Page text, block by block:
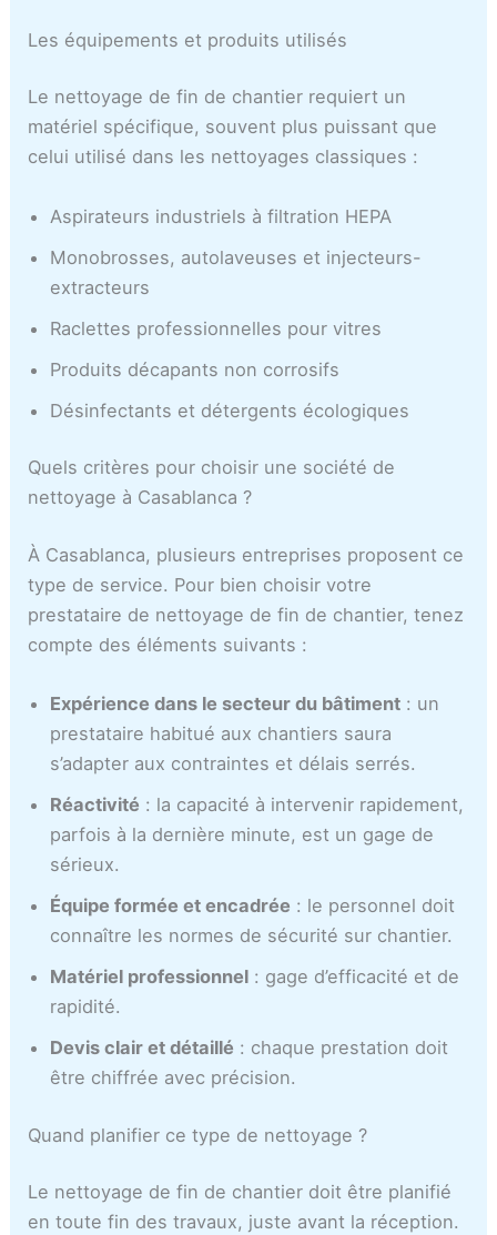
Les équipements et produits utilisés
Le nettoyage de fin de chantier requiert un
matériel spécifique, souvent plus puissant que
celui utilisé dans les nettoyages classiques :
Aspirateurs industriels à filtration HEPA
Monobrosses, autolaveuses et injecteurs-
extracteurs
Raclettes professionnelles pour vitres
Produits décapants non corrosifs
Désinfectants et détergents écologiques
Quels critères pour choisir une société de
nettoyage à Casablanca ?
À Casablanca, plusieurs entreprises proposent ce
type de service. Pour bien choisir votre
prestataire de nettoyage de fin de chantier, tenez
compte des éléments suivants :
Expérience dans le secteur du bâtiment : un
prestataire habitué aux chantiers saura
s’adapter aux contraintes et délais serrés.
Réactivité : la capacité à intervenir rapidement,
parfois à la dernière minute, est un gage de
sérieux.
Équipe formée et encadrée : le personnel doit
connaître les normes de sécurité sur chantier.
Matériel professionnel : gage d’efficacité et de
rapidité.
Devis clair et détaillé : chaque prestation doit
être chiffrée avec précision.
Quand planifier ce type de nettoyage ?
Le nettoyage de fin de chantier doit être planifié
en toute fin des travaux, juste avant la réception.